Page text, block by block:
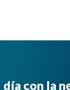
con la